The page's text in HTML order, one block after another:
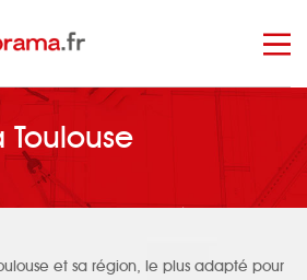
et sa région, le plus adapté pour